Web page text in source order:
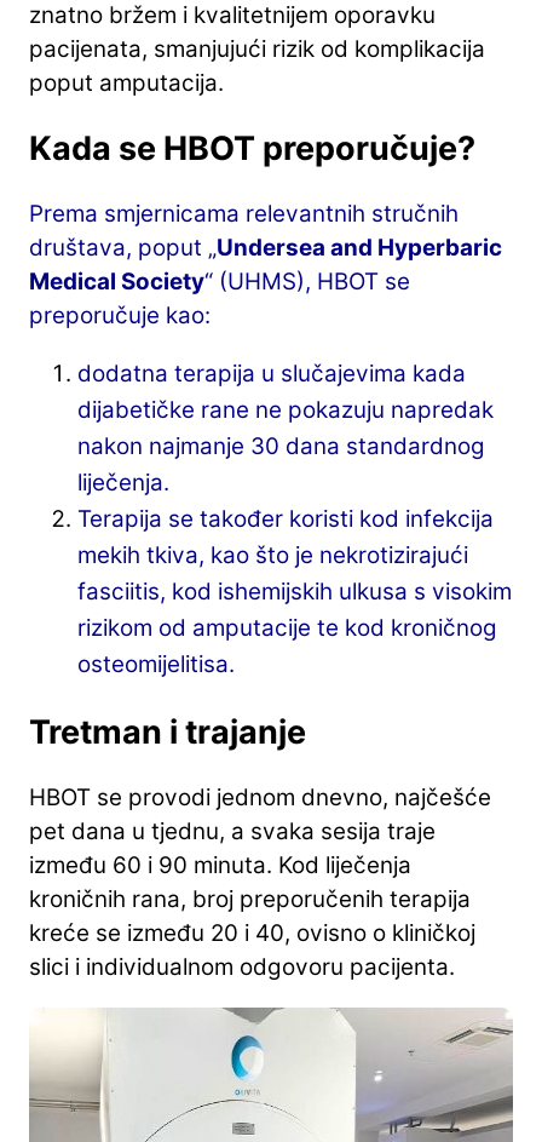
znatno bržem i kvalitetnijem oporavku
pacijenata, smanjujući rizik od komplikacija
poput amputacija.
Kada se HBOT preporučuje?
Prema smjernicama relevantnih stručnih
društava, poput „Undersea and Hyperbaric
Medical Society“ (UHMS), HBOT se
preporučuje kao:
dodatna terapija u slučajevima kada
dijabetičke rane ne pokazuju napredak
nakon najmanje 30 dana standardnog
liječenja.
Terapija se također koristi kod infekcija
mekih tkiva, kao što je nekrotizirajući
fasciitis, kod ishemijskih ulkusa s visokim
rizikom od amputacije te kod kroničnog
osteomijelitisa.
Tretman i trajanje
HBOT se provodi jednom dnevno, najčešće
pet dana u tjednu, a svaka sesija traje
između 60 i 90 minuta. Kod liječenja
kroničnih rana, broj preporučenih terapija
kreće se između 20 i 40, ovisno o kliničkoj
slici i individualnom odgovoru pacijenta.